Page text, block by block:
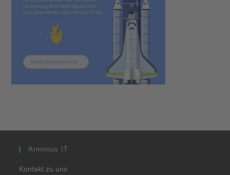
Arminius IT
Kontakt zu uns